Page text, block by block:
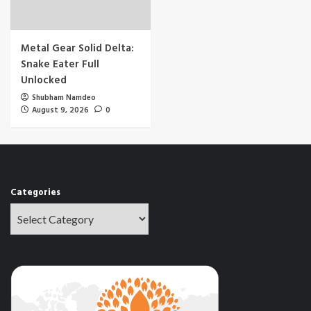
Metal Gear Solid Delta:
Snake Eater Full
Unlocked
Shubham Namdeo
August 9, 2026
0
Categories